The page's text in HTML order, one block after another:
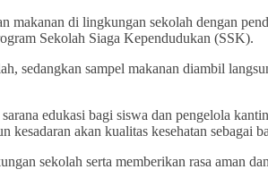
makanan di lingkungan sekolah dengan
Sekolah Siaga Kependudukan (SSK).
sedangkan sampel makanan diambil
edukasi bagi siswa dan pengelola
akan kualitas kesehatan sebagai
sekolah serta memberikan rasa aman